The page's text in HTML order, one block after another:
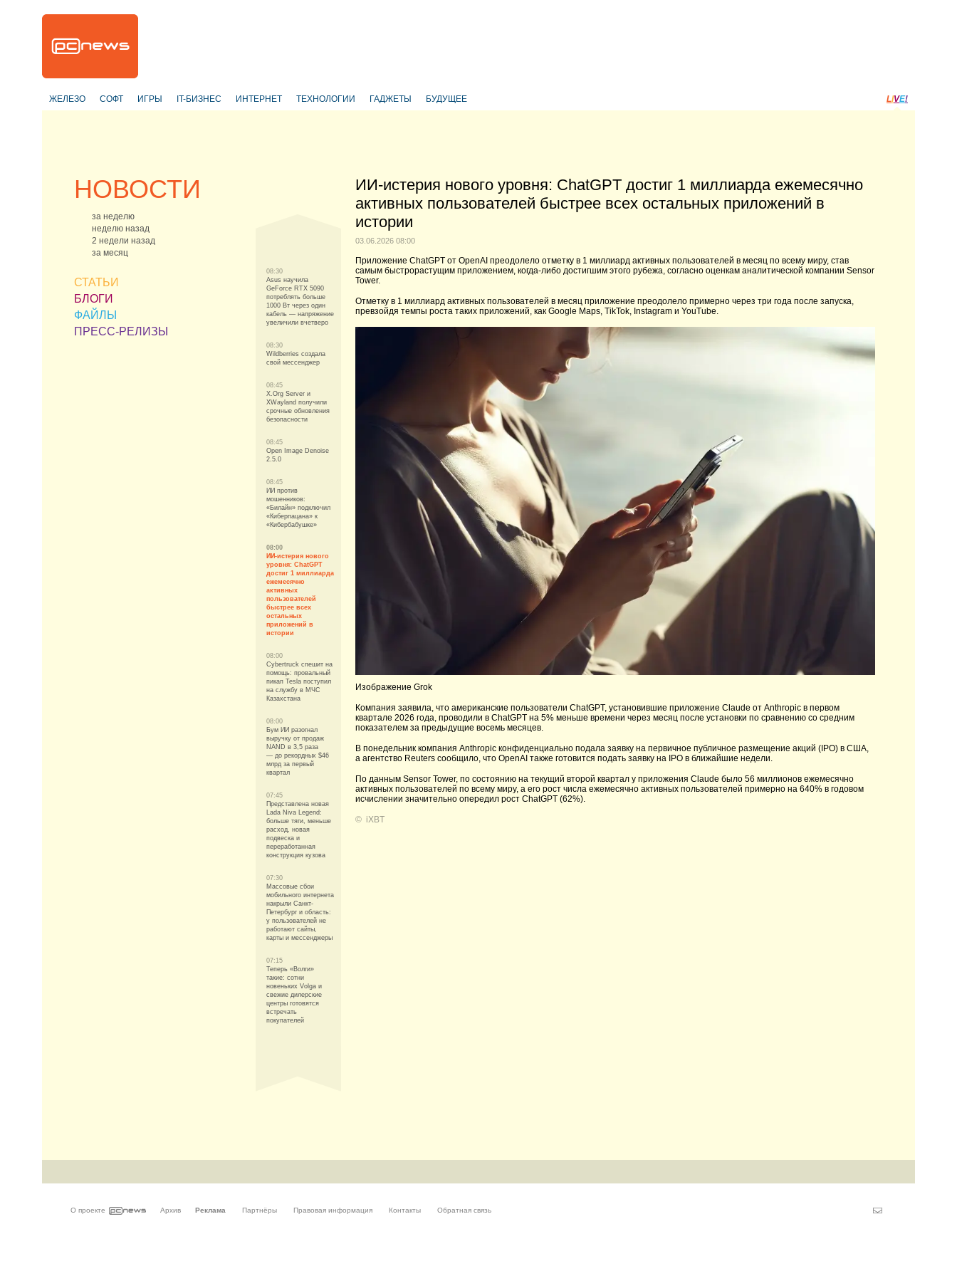
ЖЕЛЕЗО СОФТ ИГРЫ IT-БИЗНЕС ИНТЕРНЕТ ТЕХНОЛОГИИ ГАДЖЕТЫ БУДУЩЕЕ LIVE!
НОВОСТИ
за неделю
неделю назад
2 недели назад
за месяц
СТАТЬИ
БЛОГИ
ФАЙЛЫ
ПРЕСС-РЕЛИЗЫ
08:30
Asus научила
GeForce RTX 5090
потреблять больше
1000 Вт через один
кабель — напряжение
увеличили вчетверо
08:30
Wildberries создала
свой мессенджер
08:45
X.Org Server и
XWayland получили
срочные обновления
безопасности
08:45
Open Image Denoise
2.5.0
08:45
ИИ против
мошенников:
«Билайн» подключил
«Киберпацана» к
«Кибербабушке»
08:00
ИИ-истерия нового
уровня: ChatGPT
достиг 1 миллиарда
ежемесячно
активных
пользователей
быстрее всех
остальных
приложений в
истории
08:00
Cybertruck спешит на
помощь: провальный
пикап Tesla поступил
на службу в МЧС
Казахстана
08:00
Бум ИИ разогнал
выручку от продаж
NAND в 3,5 раза
— до рекордных $46
млрд за первый
квартал
07:45
Представлена новая
Lada Niva Legend:
больше тяги, меньше
расход, новая
подвеска и
переработанная
конструкция кузова
07:30
Массовые сбои
мобильного интернета
накрыли Санкт-
Петербург и область:
у пользователей не
работают сайты,
карты и мессенджеры
07:15
Теперь «Волги»
такие: сотни
новеньких Volga и
свежие дилерские
центры готовятся
встречать
покупателей
ИИ-истерия нового уровня: ChatGPT достиг 1 миллиарда ежемесячно
активных пользователей быстрее всех остальных приложений в
истории
03.06.2026 08:00
Приложение ChatGPT от OpenAI преодолело отметку в 1 миллиард активных пользователей в месяц по всему миру, став
самым быстрорастущим приложением, когда-либо достигшим этого рубежа, согласно оценкам аналитической компании Sensor
Tower.
Отметку в 1 миллиард активных пользователей в месяц приложение преодолело примерно через три года после запуска,
превзойдя темпы роста таких приложений, как Google Maps, TikTok, Instagram и YouTube.
Изображение Grok
Компания заявила, что американские пользователи ChatGPT, установившие приложение Claude от Anthropic в первом
квартале 2026 года, проводили в ChatGPT на 5% меньше времени через месяц после установки по сравнению со средним
показателем за предыдущие восемь месяцев.
В понедельник компания Anthropic конфиденциально подала заявку на первичное публичное размещение акций (IPO) в США,
а агентство Reuters сообщило, что OpenAI также готовится подать заявку на IPO в ближайшие недели.
По данным Sensor Tower, по состоянию на текущий второй квартал у приложения Claude было 56 миллионов ежемесячно
активных пользователей по всему миру, а его рост числа ежемесячно активных пользователей примерно на 640% в годовом
исчислении значительно опередил рост ChatGPT (62%).
© iXBT
О проекте Архив Реклама Партнёры Правовая информация Контакты Обратная связь